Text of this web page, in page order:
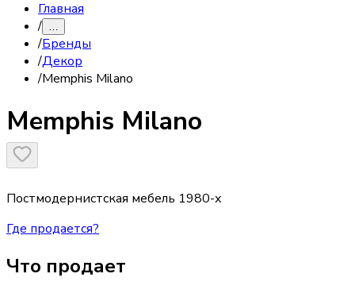
Главная
/ …
/Бренды
/Декор
/Memphis Milano
Memphis Milano
Постмодернистская мебель 1980-х
Где продается?
Что продает